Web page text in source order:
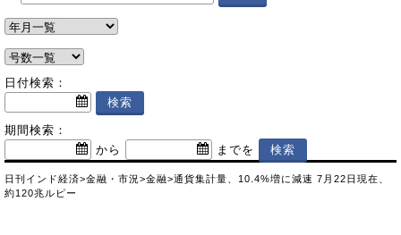
日付検索：
期間検索：
から
までを
日刊インド経済>金融・市況 >金融>通貨集計量、10.4%増に減速 7月22日現在、
約120兆ルピー